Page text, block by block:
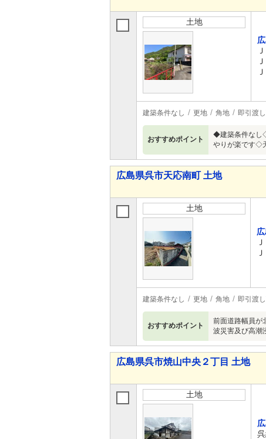
土地
建築条件なし 更地 角地 即引渡
おすすめポイント
◆建築条件なし
やりが楽です◇
広島県呉市天応南町 土地
土地
建築条件なし 更地 角地 即引渡
おすすめポイント
前面道路幅員が
波災害及び高潮
広島県呉市焼山中央２丁目 土地
土地